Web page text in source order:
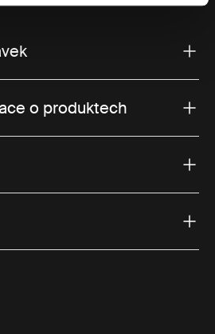
o produktech
(external link)
Instagram (external link)
on Youtube (external